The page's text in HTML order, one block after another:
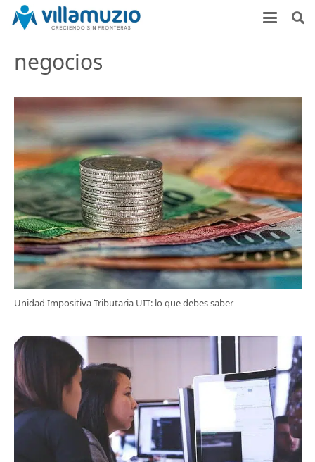
negocios
Unidad Impositiva Tributaria UIT: lo que debes saber